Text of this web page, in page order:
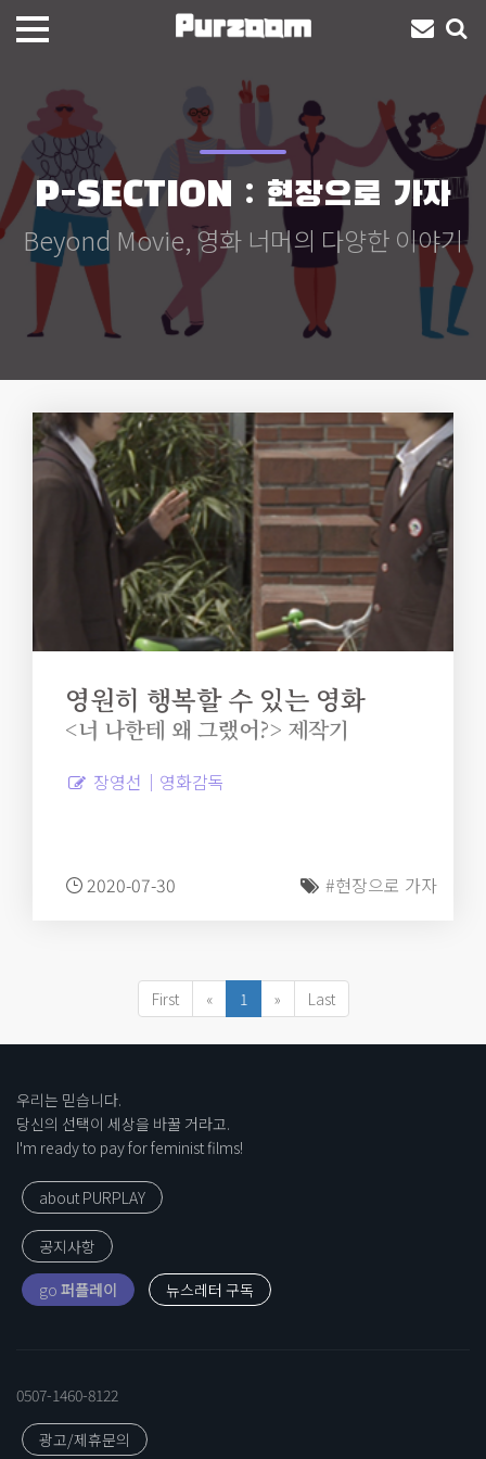
P-SECTION : 현장으로 가자
Beyond Movie, 영화 너머의 다양한 이야기
영원히 행복할 수 있는 영화
<너 나한테 왜 그랬어?> 제작기
장영선｜영화감독
2020-07-30 #현장으로 가자
First « 1 » Last
우리는 믿습니다.
당신의 선택이 세상을 바꿀 거라고.
I'm ready to pay for feminist films!
about PURPLAY
공지사항
go 퍼플레이
0507-1460-8122
광고/제휴문의